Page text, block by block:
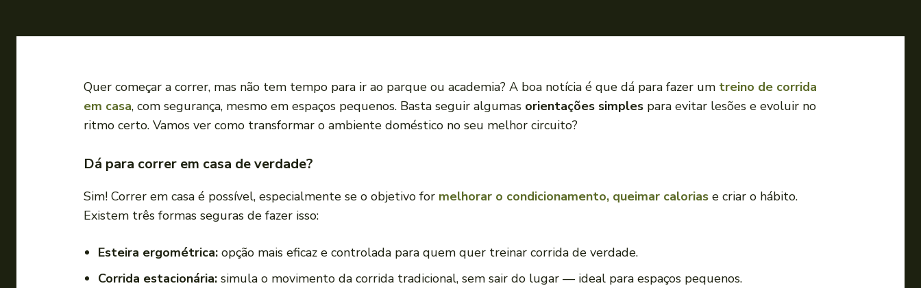
Quer começar a correr, mas não tem tempo para ir ao parque ou academia? A boa notícia é que dá para fazer um treino de corrida
em casa, com segurança, mesmo em espaços pequenos. Basta seguir algumas orientações simples para evitar lesões e evoluir no
ritmo certo. Vamos ver como transformar o ambiente doméstico no seu melhor circuito?
Dá para correr em casa de verdade?
Sim! Correr em casa é possível, especialmente se o objetivo for melhorar o condicionamento, queimar calorias e criar o hábito.
Existem três formas seguras de fazer isso:
Esteira ergométrica: opção mais eficaz e controlada para quem quer treinar corrida de verdade.
Corrida estacionária: simula o movimento da corrida tradicional, sem sair do lugar — ideal para espaços pequenos.